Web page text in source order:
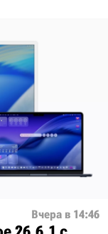
Вчера в 14:46